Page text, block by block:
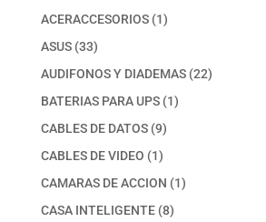
ACERACCESORIOS 11
ASUS 3333
productos
AUDIFONOS Y DIADEMAS 2222
BATERIAS PARA UPS 11
CABLES DE DATOS 99
productos
CABLES DE VIDEO 11
producto
CAMARAS DE ACCION 11
CASA INTELIGENTE 88